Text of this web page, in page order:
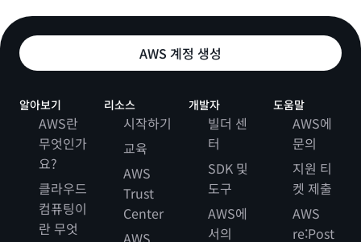
AWS 계정 생성
알아보기
AWS란
무엇인가
요?
클라우드
컴퓨팅이
란 무엇
리소스
시작하기
교육
AWS
Trust
Center
AWS
개발자
빌더 센
터
SDK 및
도구
AWS에
서의
도움말
AWS에
문의
지원 티
켓 제출
AWS
re:Post